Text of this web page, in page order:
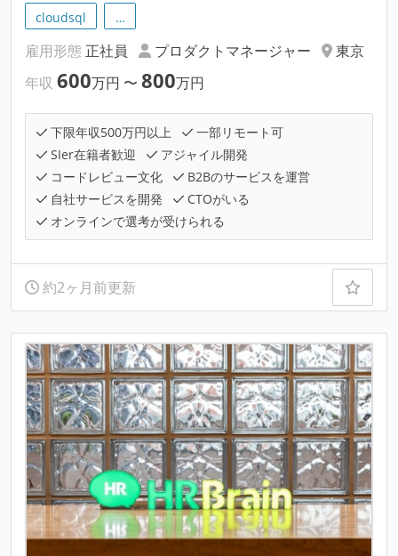
cloudsql
…
雇用形態 正社員 プロダクトマネージャー
東京
年収 600万円 〜 800万円
下限年収500万円以上
一部リモート可
SIer在籍者歓迎
アジャイル開発
コードレビュー文化
B2Bのサービスを運営
自社サービスを開発
CTOがいる
オンラインで選考が受けられる
約2ヶ月前更新